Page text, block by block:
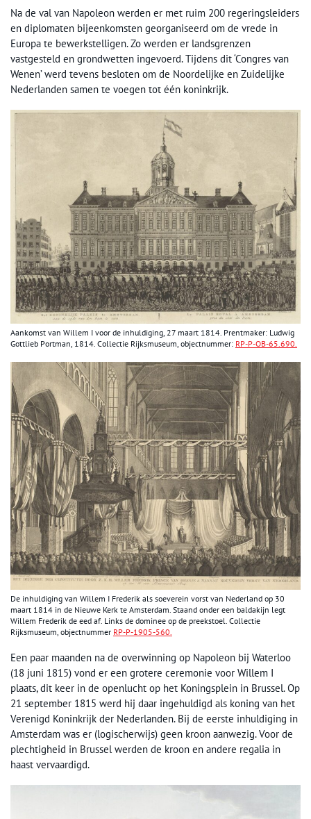
Na de val van Napoleon werden er met ruim 200 regeringsleiders
en diplomaten bijeenkomsten georganiseerd om de vrede in
Europa te bewerkstelligen. Zo werden er landsgrenzen
vastgesteld en grondwetten ingevoerd. Tijdens dit ‘Congres van
Wenen’ werd tevens besloten om de Noordelijke en Zuidelijke
Nederlanden samen te voegen tot één koninkrijk.
Aankomst van Willem I voor de inhuldiging, 27 maart 1814. Prentmaker: Ludwig
Gottlieb Portman, 1814. Collectie Rijksmuseum, objectnummer: RP-P-OB-65.690.
De inhuldiging van Willem I Frederik als soeverein vorst van Nederland op 30
maart 1814 in de Nieuwe Kerk te Amsterdam. Staand onder een baldakijn legt
Willem Frederik de eed af. Links de dominee op de preekstoel. Collectie
Rijksmuseum, objectnummer RP-P-1905-560.
Een paar maanden na de overwinning op Napoleon bij Waterloo
(18 juni 1815) vond er een grotere ceremonie voor Willem I
plaats, dit keer in de openlucht op het Koningsplein in Brussel. Op
21 september 1815 werd hij daar ingehuldigd als koning van het
Verenigd Koninkrijk der Nederlanden. Bij de eerste inhuldiging in
Amsterdam was er (logischerwijs) geen kroon aanwezig. Voor de
plechtigheid in Brussel werden de kroon en andere regalia in
haast vervaardigd.